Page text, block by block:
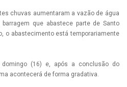
chuvas aumentaram a vazão de água
que abastece parte de Santo
o abastecimento está temporariamente
(16) e, após a conclusão do
acontecerá de forma gradativa.